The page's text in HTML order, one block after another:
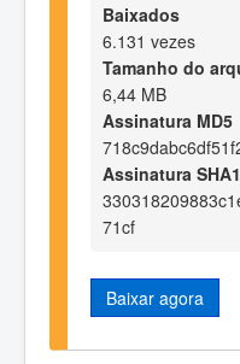
Baixados
6.131 vezes
Tamanho do
6,44 MB
Assinatura MD5
Assinatura SHA1
71cf
Baixar agora